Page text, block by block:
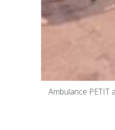
Ambulance PETIT